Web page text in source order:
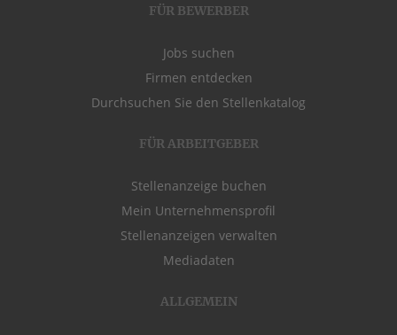
FÜR BEWERBER
Jobs suchen
Firmen entdecken
Durchsuchen Sie den Stellenkatalog
FÜR ARBEITGEBER
Stellenanzeige buchen
Mein Unternehmensprofil
Stellenanzeigen verwalten
Mediadaten
ALLGEMEIN